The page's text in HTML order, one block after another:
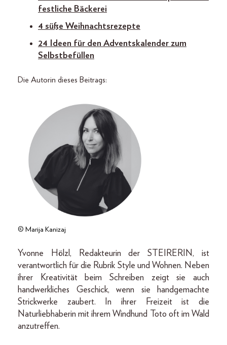
festliche Bäckerei
4 süße Weihnachtsrezepte
24 Ideen für den Adventskalender zum
Selbstbefüllen
Die Autorin dieses Beitrags:
© Marija Kanizaj
Yvonne Hölzl, Redakteurin der STEIRERIN, ist
verantwortlich für die Rubrik Style und Wohnen. Neben
ihrer Kreativität beim Schreiben zeigt sie auch
handwerkliches Geschick, wenn sie handgemachte
Strickwerke zaubert. In ihrer Freizeit ist die
Naturliebhaberin mit ihrem Windhund Toto oft im Wald
anzutreffen.